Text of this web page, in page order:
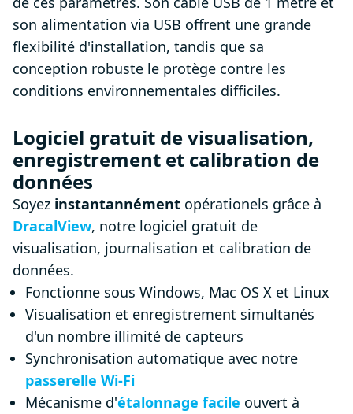
son alimentation via USB offrent une grande
flexibilité d'installation, tandis que sa
conception robuste le protège contre les
conditions environnementales difficiles.
Logiciel gratuit de visualisation,
enregistrement et calibration de
données
Soyez instantannément opérationels grâce à
DracalView, notre logiciel gratuit de
visualisation, journalisation et calibration de
données.
Fonctionne sous Windows, Mac OS X et Linux
Visualisation et enregistrement simultanés
d'un nombre illimité de capteurs
Synchronisation automatique avec notre
passerelle Wi-Fi
Mécanisme d'étalonnage facile ouvert à